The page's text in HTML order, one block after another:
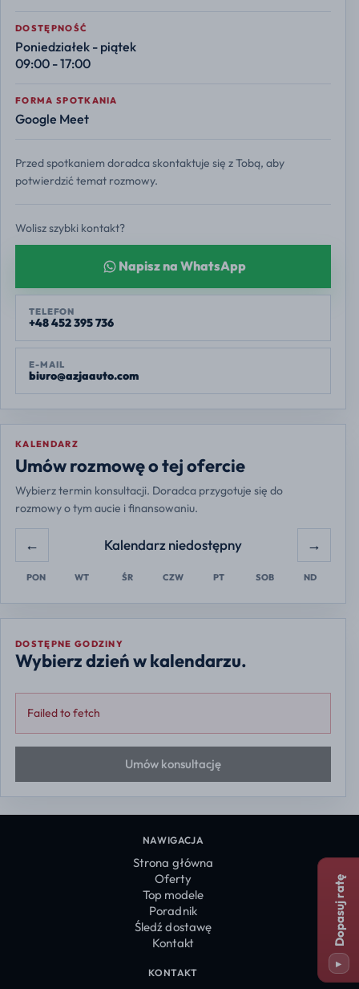
Dopasuj ratę
▸
DOSTĘPNOŚĆ
Poniedziałek - piątek
09:00 - 17:00
FORMA SPOTKANIA
Google Meet
Przed spotkaniem doradca skontaktuje się z Tobą, aby
potwierdzić temat rozmowy.
Wolisz szybki kontakt?
Napisz na WhatsApp
TELEFON
+48 452 395 736
E-MAIL
biuro@azjaauto.com
KALENDARZ
Umów rozmowę o tej ofercie
Wybierz termin konsultacji. Doradca przygotuje się do
rozmowy o tym aucie i finansowaniu.
Europe/Warsaw
← Kalendarz niedostępny →
PON WT ŚR CZW PT SOB ND
DOSTĘPNE GODZINY
Wybierz dzień w kalendarzu.
Failed to fetch
Umów konsultację
NAWIGACJA
Strona główna
Oferty
Top modele
Poradnik
Śledź dostawę
Kontakt
KONTAKT